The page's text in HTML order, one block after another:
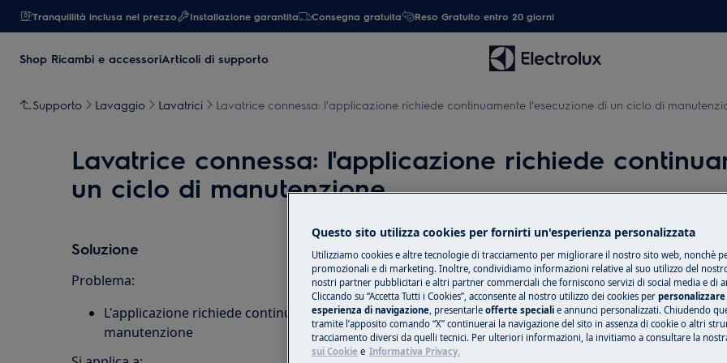
Tranquillità inclusa nel prezzo Installazione garantita Consegna gratuita Reso Gratuito entro 20 giorni
Shop Ricambi e accessoriArticoli di supporto
Supporto Lavaggio Lavatrici Lavatrice connessa: l'applicazione richiede continuamente l'esecuzione di un ciclo di
Lavatrice connessa: l'applicazione richiede
un ciclo di manutenzione
Soluzione
Problema:
L'applicazione richiede continuamente l'esecuzione di un ciclo di
manutenzione
Ricambi e
Compra ricambi,
il tuo
tua.
Questo sito utilizza cookies per fornirti un'esperienza personalizzata
Utilizziamo cookies e altre tecnologie di tracciamento per migliorare il nostro sito web, nonchè
promozionali e di marketing. Inoltre, condividiamo informazioni relative al suo utilizzo del
nostri partner pubblicitari e altri partner commerciali che forniscono servizi di social media e di
Cliccando su “Accetta Tutti i Cookies”, acconsente al nostro utilizzo dei cookies per personalizzare
esperienza di navigazione, presentarle offerte speciali e annunci personalizzati. Chiudendo
tramite l’apposito comando “X” continuerai la navigazione del sito in assenza di cookie o altri
tracciamento diversi da quelli tecnici. Per ulteriori informazioni, la invitiamo a consultare la
sui Cookie e Informativa Privacy.